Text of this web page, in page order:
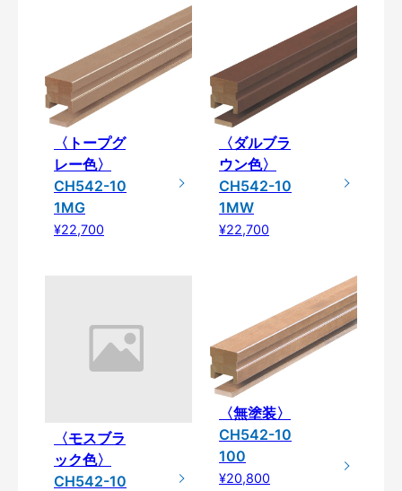
〈トープグ
レー色〉
CH542-10
1MG
¥22,700
〈ダルブラ
ウン色〉
CH542-10
1MW
¥22,700
〈モスブラ
ック色〉
CH542-10
〈無塗装〉
CH542-10
100
¥20,800